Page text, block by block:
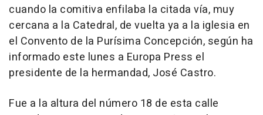
cuando la comitiva enfilaba la citada vía, muy
cercana a la Catedral, de vuelta ya a la iglesia en
el Convento de la Purísima Concepción, según ha
informado este lunes a Europa Press el
presidente de la hermandad, José Castro.
Fue a la altura del número 18 de esta calle